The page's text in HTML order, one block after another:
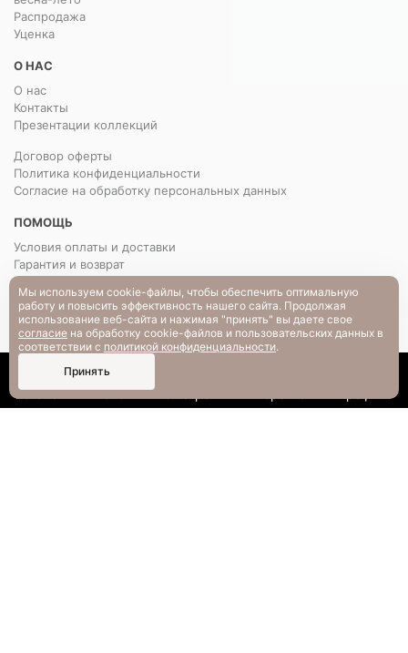
Каталог Поиск
Распродажа
Уценка
О НАС
О нас
Контакты
Презентации коллекций
Договор оферты
Политика конфиденциальности
Согласие на обработку персональных данных
ПОМОЩЬ
Условия оплаты и доставки
Гарантия и возврат
РАЗМЕРНАЯ СЕТКА
Вопрос-ответ
Мы используем cookie-файлы, чтобы обеспечить оптимальную
работу и повысить эффективность нашего сайта. Продолжая
использование веб-сайта и нажимая "принять" вы даете свое
согласие на обработку cookie-файлов и пользовательских данных в
соответствии с политикой конфиденциальности.
Принять